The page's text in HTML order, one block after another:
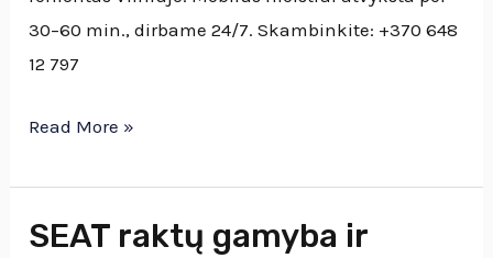
30–60 min., dirbame 24/7. Skambinkite: +370 648
12 797
Read More »
SEAT raktų gamyba ir
SEAT